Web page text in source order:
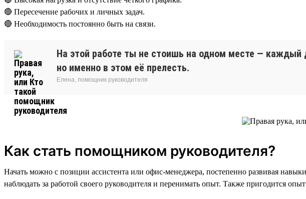
🔴 Пересечение рабочих и личных задач.
🔴 Необходимость постоянно быть на связи.
На этой работе ты не стоишь на одном месте — каждый
но именно в этом её прелесть.
Елена, помощник руководителя
Как стать помощником руководителя?
Начать можно с позиции ассистента или офис-менеджера, постепенно развивая
наблюдать за работой своего руководителя и перенимать опыт. Также пригодится